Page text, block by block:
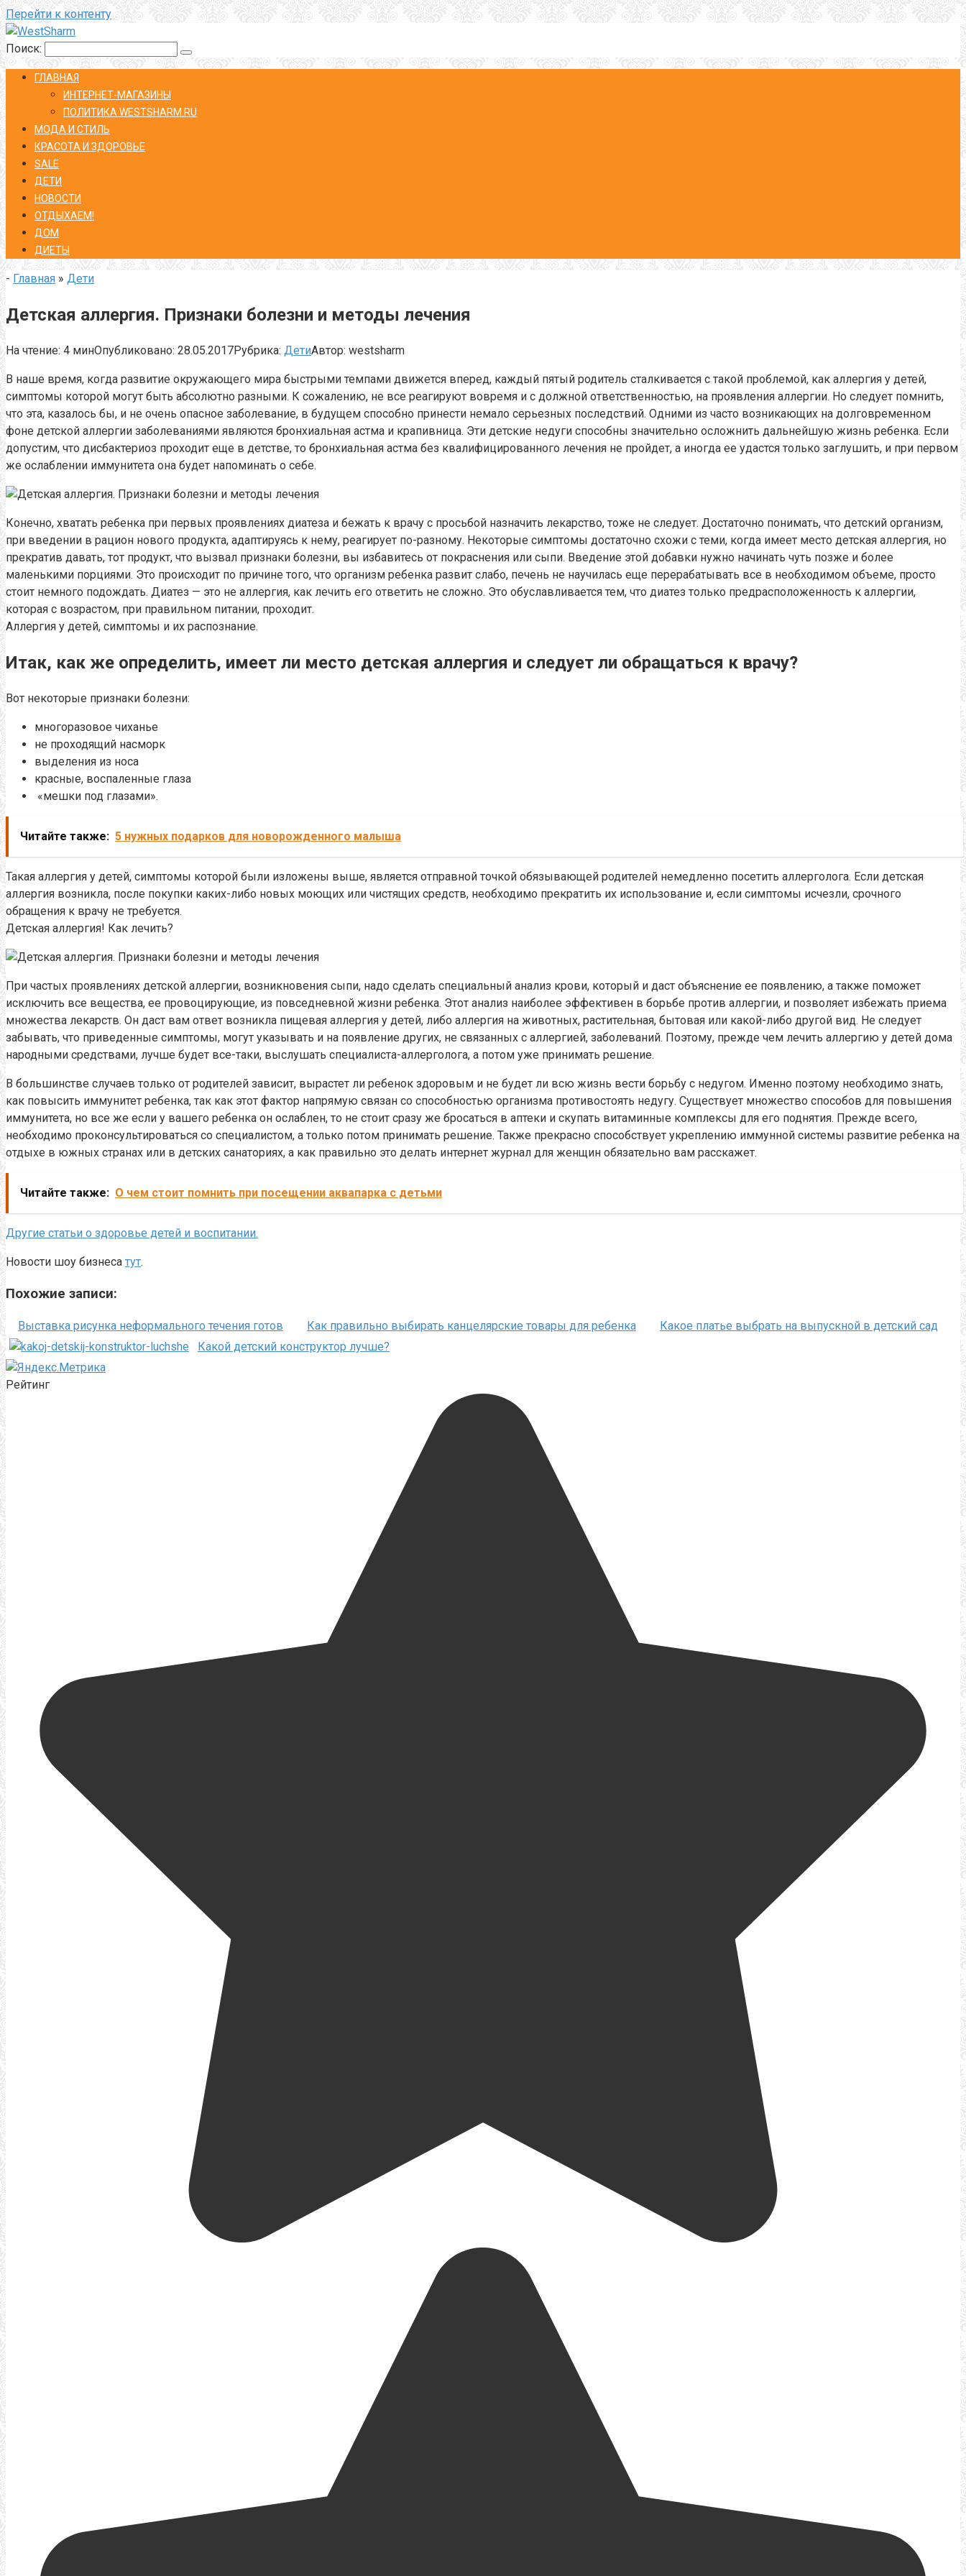
Перейти к контенту
Поиск:
ГЛАВНАЯ
ИНТЕРНЕТ-МАГАЗИНЫ
ПОЛИТИКА WESTSHARM.RU
МОДА И СТИЛЬ
КРАСОТА И ЗДОРОВЬЕ
SALE
ДЕТИ
НОВОСТИ
ОТДЫХАЕМ!
ДОМ
ДИЕТЫ
- Главная » Дети
Детская аллергия. Признаки болезни и методы лечения
На чтение: 4 минОпубликовано: 28.05.2017Рубрика: ДетиАвтор: westsharm
В наше время, когда развитие окружающего мира быстрыми темпами движется вперед, каждый пятый родитель сталкивается с такой проблемой, как аллергия у детей,
симптомы которой могут быть абсолютно разными. К сожалению, не все реагируют вовремя и с должной ответственностью, на проявления аллергии. Но следует помнить,
что эта, казалось бы, и не очень опасное заболевание, в будущем способно принести немало серьезных последствий. Одними из часто возникающих на долговременном
фоне детской аллергии заболеваниями являются бронхиальная астма и крапивница. Эти детские недуги способны значительно осложнить дальнейшую жизнь ребенка. Если
допустим, что дисбактериоз проходит еще в детстве, то бронхиальная астма без квалифицированного лечения не пройдет, а иногда ее удастся только заглушить, и при первом
же ослаблении иммунитета она будет напоминать о себе.
Конечно, хватать ребенка при первых проявлениях диатеза и бежать к врачу с просьбой назначить лекарство, тоже не следует. Достаточно понимать, что детский организм,
при введении в рацион нового продукта, адаптируясь к нему, реагирует по-разному. Некоторые симптомы достаточно схожи с теми, когда имеет место детская аллергия, но
прекратив давать, тот продукт, что вызвал признаки болезни, вы избавитесь от покраснения или сыпи. Введение этой добавки нужно начинать чуть позже и более
маленькими порциями. Это происходит по причине того, что организм ребенка развит слабо, печень не научилась еще перерабатывать все в необходимом объеме, просто
стоит немного подождать. Диатез — это не аллергия, как лечить его ответить не сложно. Это обуславливается тем, что диатез только предрасположенность к аллергии,
которая с возрастом, при правильном питании, проходит.
Аллергия у детей, симптомы и их распознание.
Итак, как же определить, имеет ли место детская аллергия и следует ли обращаться к врачу?
Вот некоторые признаки болезни:
многоразовое чиханье
не проходящий насморк
выделения из носа
красные, воспаленные глаза
«мешки под глазами».
Читайте также: 5 нужных подарков для новорожденного малыша
Такая аллергия у детей, симптомы которой были изложены выше, является отправной точкой обязывающей родителей немедленно посетить аллерголога. Если детская
аллергия возникла, после покупки каких-либо новых моющих или чистящих средств, необходимо прекратить их использование и, если симптомы исчезли, срочного
обращения к врачу не требуется.
Детская аллергия! Как лечить?
При частых проявлениях детской аллергии, возникновения сыпи, надо сделать специальный анализ крови, который и даст объяснение ее появлению, а также поможет
исключить все вещества, ее провоцирующие, из повседневной жизни ребенка. Этот анализ наиболее эффективен в борьбе против аллергии, и позволяет избежать приема
множества лекарств. Он даст вам ответ возникла пищевая аллергия у детей, либо аллергия на животных, растительная, бытовая или какой-либо другой вид. Не следует
забывать, что приведенные симптомы, могут указывать и на появление других, не связанных с аллергией, заболеваний. Поэтому, прежде чем лечить аллергию у детей дома
народными средствами, лучше будет все-таки, выслушать специалиста-аллерголога, а потом уже принимать решение.
В большинстве случаев только от родителей зависит, вырастет ли ребенок здоровым и не будет ли всю жизнь вести борьбу с недугом. Именно поэтому необходимо знать,
как повысить иммунитет ребенка, так как этот фактор напрямую связан со способностью организма противостоять недугу. Существует множество способов для повышения
иммунитета, но все же если у вашего ребенка он ослаблен, то не стоит сразу же бросаться в аптеки и скупать витаминные комплексы для его поднятия. Прежде всего,
необходимо проконсультироваться со специалистом, а только потом принимать решение. Также прекрасно способствует укреплению иммунной системы развитие ребенка на
отдыхе в южных странах или в детских санаториях, а как правильно это делать интернет журнал для женщин обязательно вам расскажет.
Читайте также: О чем стоит помнить при посещении аквапарка с детьми
Другие статьи о здоровье детей и воспитании.
Новости шоу бизнеса тут.
Похожие записи:
Выставка рисунка неформального течения готов Как правильно выбирать канцелярские товары для ребенка
Какое платье выбрать на выпускной в детский сад
Какой детский конструктор лучше?
Рейтинг